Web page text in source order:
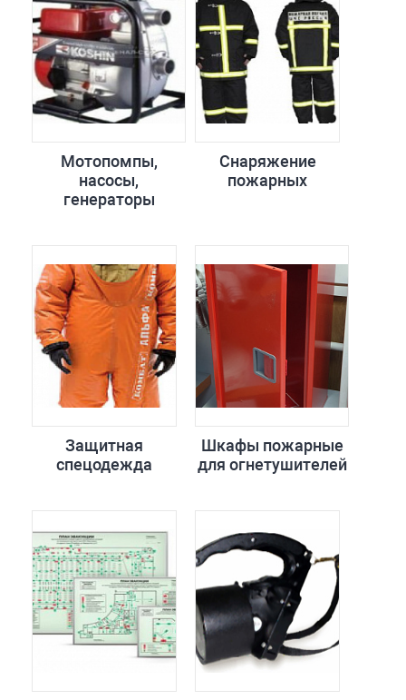
Мотопомпы,
насосы,
генераторы
Снаряжение
пожарных
Защитная
спецодежда
Шкафы пожарные
для огнетушителей